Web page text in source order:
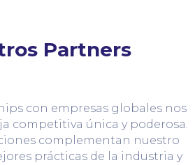
Partners
con empresas globales nos
competitiva única y poderosa.
complementan nuestro
prácticas de la industria y